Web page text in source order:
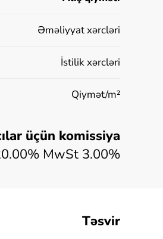
Əməliyyat xərcləri
İstilik xərcləri
Qiymət/m²
üçün komissiya
3.00% zzgl. 20.00% MwSt.
Təsvir